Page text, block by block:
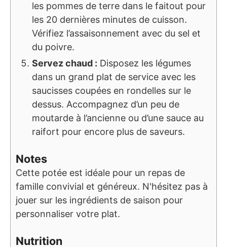
les pommes de terre dans le faitout pour
les 20 dernières minutes de cuisson.
Vérifiez l’assaisonnement avec du sel et
du poivre.
Servez chaud : Disposez les légumes
dans un grand plat de service avec les
saucisses coupées en rondelles sur le
dessus. Accompagnez d’un peu de
moutarde à l’ancienne ou d’une sauce au
raifort pour encore plus de saveurs.
Notes
Cette potée est idéale pour un repas de
famille convivial et généreux. N'hésitez pas à
jouer sur les ingrédients de saison pour
personnaliser votre plat.
Nutrition